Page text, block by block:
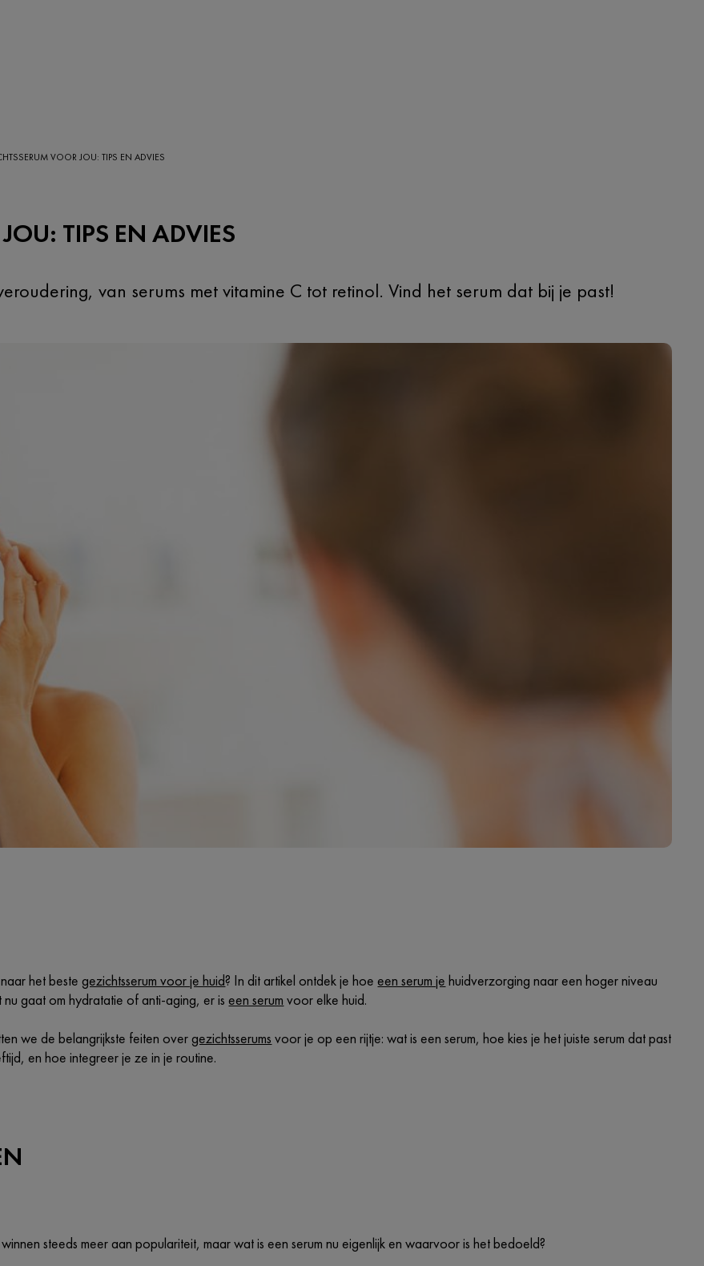
VOOR JOU: TIPS EN ADVIES
TIPS EN ADVIES
van serums met vitamine C tot retinol. Vind het serum dat bij je past!
het bestegezichtsserum voor je huid? In dit artikel ontdek je hoeeen serum je huidverzorging naar een hoger niveau
nu gaat om hydratatie of anti-aging, er iseen serum voor elke huid.
we de belangrijkste feiten overgezichtsserums voor je op een rijtje: wat is een serum, hoe kies je het juiste serum dat past
en hoe integreer je ze in je routine.
steeds meer aan populariteit, maar wat is een serum nu eigenlijk en waarvoor is het bedoeld?